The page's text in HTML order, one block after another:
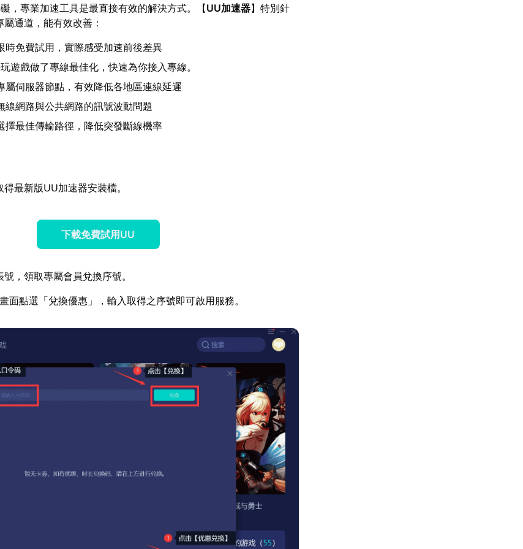
，專業加速工具是最直接有效的解決方式。【UU加速器】特別針
通道，能有效改善：
時免費試用，實際感受加速前後差異
遊戲做了專線最佳化，快速為你接入專線。
屬伺服器節點，有效降低各地區連線延遲
線網路與公共網路的訊號波動問題
擇最佳傳輸路徑，降低突發斷線機率
最新版UU加速器安裝檔。
下載免費試用UU
，領取專屬會員兌換序號。
面點選「兌換優惠」，輸入取得之序號即可啟用服務。